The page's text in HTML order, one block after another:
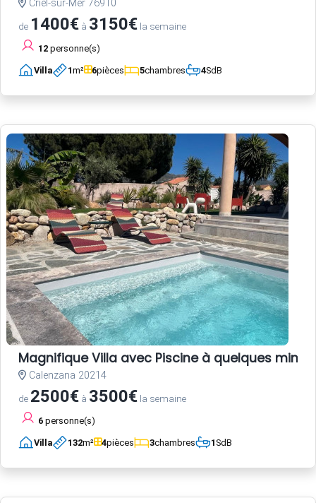
Criel-sur-Mer 76910
de 1400€ à 3150€ la semaine
12 personne(s)
Villa 1m² 6pièces 5chambres 4SdB
Magnifique Villa avec Piscine à quelques
Calenzana 20214
de 2500€ à 3500€ la semaine
6 personne(s)
Villa 132m² 4pièces 3chambres 1SdB